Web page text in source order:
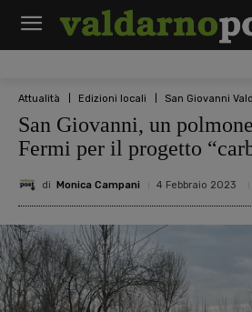
Attualità Edizioni locali San Giovanni
San Giovanni, un
Fermi per il progetto
di Monica Campani 4 Febbraio 2023